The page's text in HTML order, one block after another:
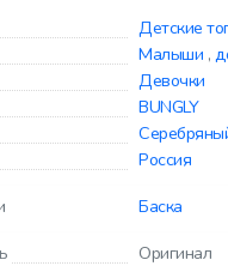
Детские
Малыши ,
Девочки
BUNGLY
Россия
Баска
Оригинал